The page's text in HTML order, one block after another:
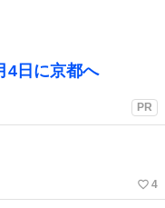
4日に京都へ
PR
favorite_border 4